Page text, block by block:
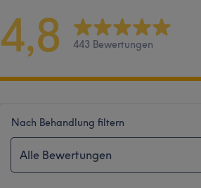
4,8 443 Bewertungen
Nach Behandlung filtern
Alle Bewertungen